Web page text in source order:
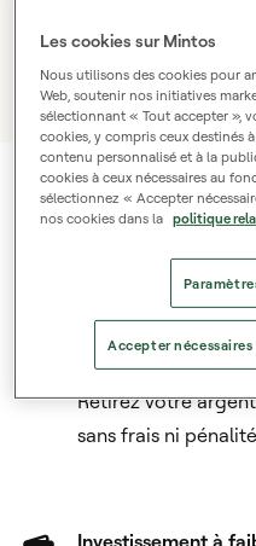
Taux d'intérêt élevé
Optimisez vos
atteindre 2,25 %.¹
Flexibilité maximale
Retirez votre
sans frais ni
Les cookies sur Mintos
Nous utilisons des cookies pour
Web, soutenir nos initiatives
sélectionnant « Tout accepter »,
cookies, y compris ceux destinés
contenu personnalisé et à la
cookies à ceux nécessaires au
sélectionnez « Accepter
nos cookies dans la politique
Accepter nécessaires